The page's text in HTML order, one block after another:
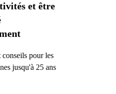
et être
pour les
jusqu'à 25 ans